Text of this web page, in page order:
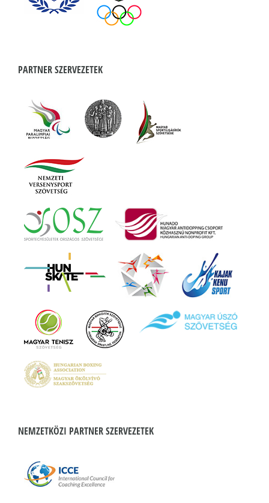
PARTNER SZERVEZETEK
NEMZETKÖZI PARTNER SZERVEZETEK